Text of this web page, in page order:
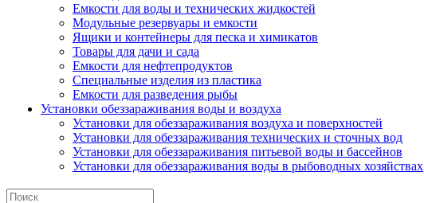
Емкости для воды и технических жидкостей
Модульные резервуары и емкости
Ящики и контейнеры для песка и химикатов
Товары для дачи и сада
Емкости для нефтепродуктов
Специальные изделия из пластика
Емкости для разведения рыбы
Установки обеззараживания воды и воздуха
Установки для обеззараживания воздуха и поверхностей
Установки для обеззараживания технических и сточных вод
Установки для обеззараживания питьевой воды и бассейнов
Установки для обеззараживания воды в рыбоводных хозяйствах